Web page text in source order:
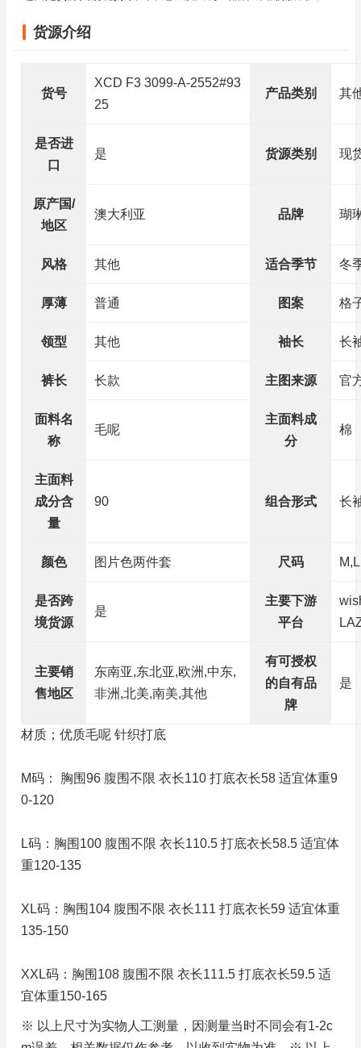
货源介绍
货号
XCD F3 3099-A-2552#93
25
产品类别 其
是否进
口
是 货源类别 现
原产国/
地区
澳大利亚 品牌 瑚
风格 其他 适合季节 冬
厚薄 普通 图案 格
领型 其他 袖长 长
裤长 长款 主图来源 官
面料名
称
毛呢
主面料成
分
棉
主面料
成分含
量
90 组合形式 长
颜色 图片色两件套 尺码
是否跨
境货源
是
主要下游
平台
主要销
售地区
东南亚,东北亚,欧洲,中东,
非洲,北美,南美,其他
有可授权
的自有品
牌
是
材质；优质毛呢 针织打底
M码： 胸围96 腹围不限 衣长110 打底衣长58 适宜体重9
0-120
L码：胸围100 腹围不限 衣长110.5 打底衣长58.5 适宜体
重120-135
XL码：胸围104 腹围不限 衣长111 打底衣长59 适宜体重
135-150
XXL码：胸围108 腹围不限 衣长111.5 打底衣长59.5 适
宜体重150-165
※ 以上尺寸为实物人工测量，因测量当时不同会有1-2c